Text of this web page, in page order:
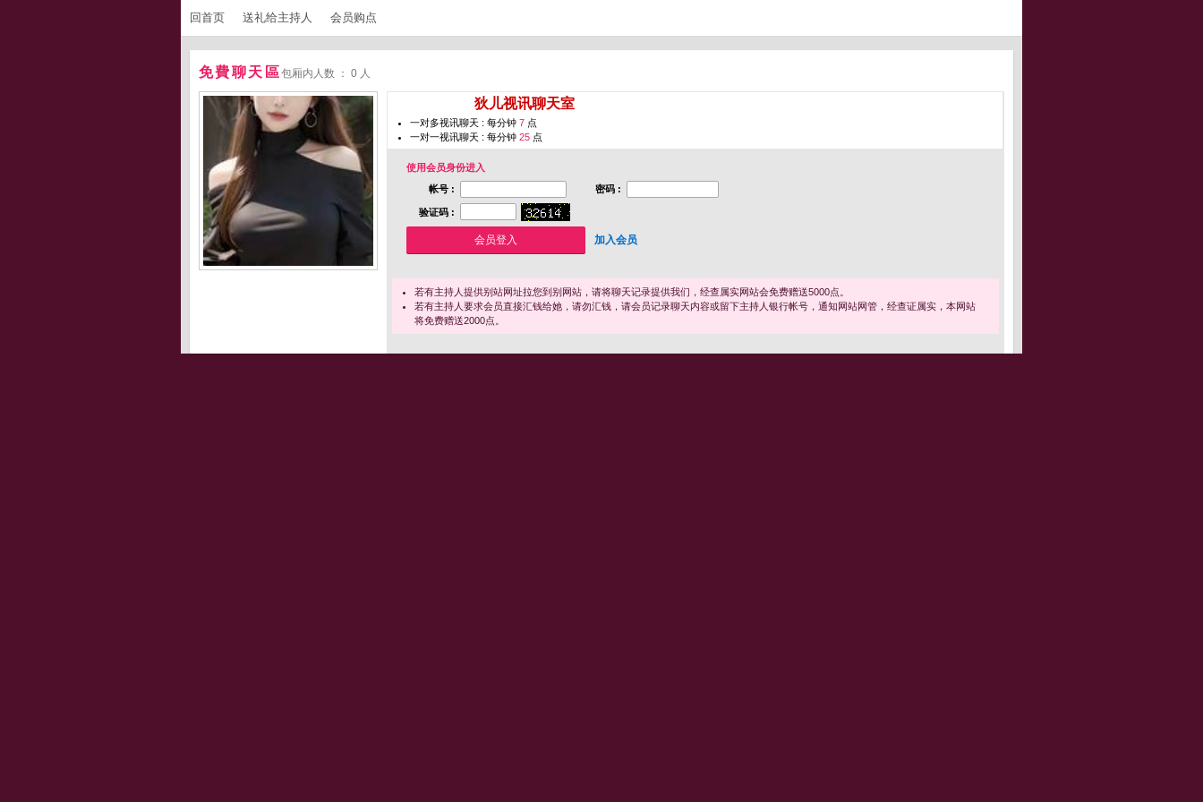
回首页 送礼给主持人 会员购点
免費聊天區包厢内人数 ： 0 人
狄儿视讯聊天室
一对多视讯聊天 : 每分钟 7 点
一对一视讯聊天 : 每分钟 25 点
使用会员身份进入
帐号 :
密码 :
验证码 :
加入会员
若有主持人提供别站网址拉您到别网站，请将聊天记录提供我们，经查属实网站会免费赠送5000点。
若有主持人要求会员直接汇钱给她，请勿汇钱，请会员记录聊天内容或留下主持人银行帐号，通知网站网管，经查证属实，本网站
将免费赠送2000点。